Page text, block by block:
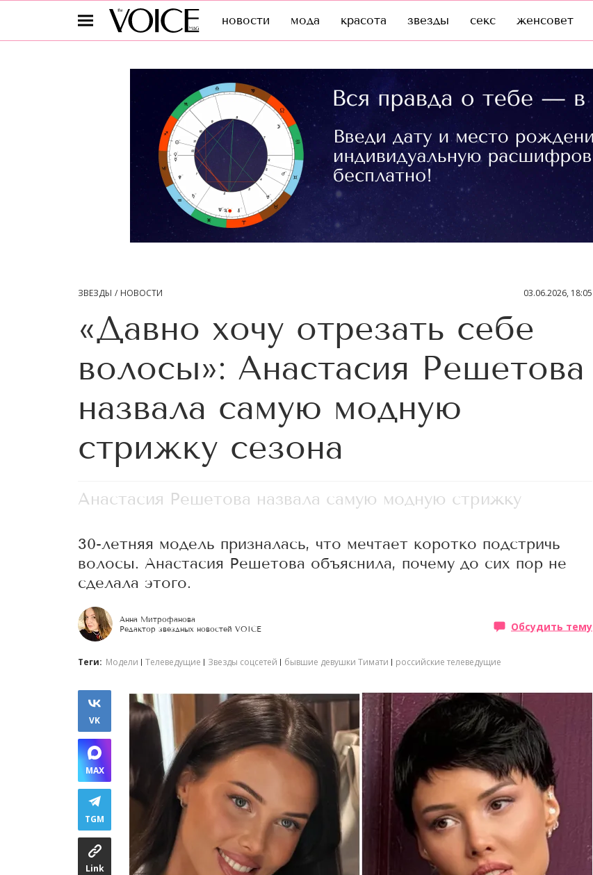
новости мода красота звезды секс женсовет
ЗВЕЗДЫ НОВОСТИ 03.06.2026, 18:05
«Давно хочу отрезать себе
волосы»: Анастасия Решетова
назвала самую модную
стрижку сезона
Анастасия Решетова назвала самую модную стрижку
30-летняя модель призналась, что мечтает коротко подстричь
волосы. Анастасия Решетова объяснила, почему до сих пор не
сделала этого.
Анна Митрофанова
Редактор звездных новостей VOICE
Обсудить тему
Теги: Модели Телеведущие Звезды соцсетей бывшие девушки Тимати российские телеведущие
VK
MAX
TGM
Link